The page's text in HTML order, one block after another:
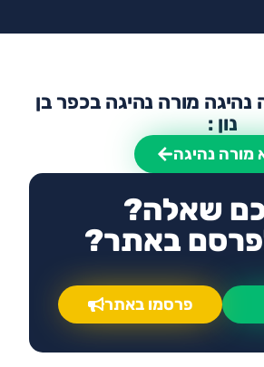
מורה נהיגה בכפר בן
נון :
מורה נהיגה
שאלה?
באתר?
פרסמו באתר